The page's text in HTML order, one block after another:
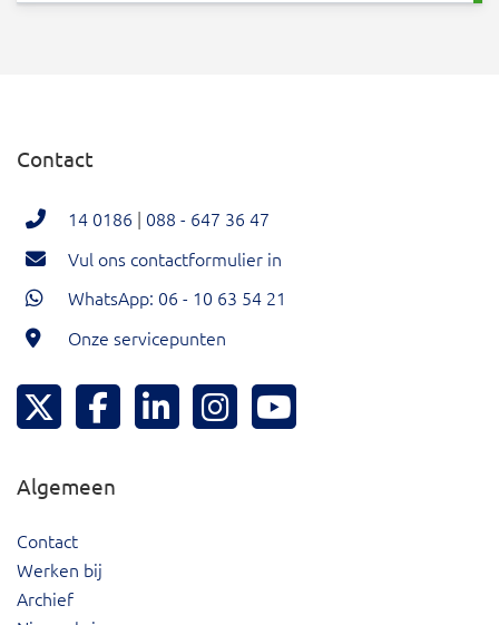
Contact
14 0186 | 088 - 647 36 47
Vul ons contactformulier in
WhatsApp: 06 - 10 63 54 21
Onze servicepunten
Hoeksche Waard Twitter
Hoeksche Waard Facebook
Hoeksche Waard LinkedIn
Hoeksche Waard Instagram
Algemeen
Contact
Werken bij
Archief